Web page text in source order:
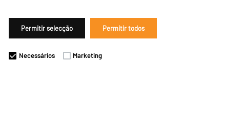
Permitir selecção Permitir todos
Necessários Marketing